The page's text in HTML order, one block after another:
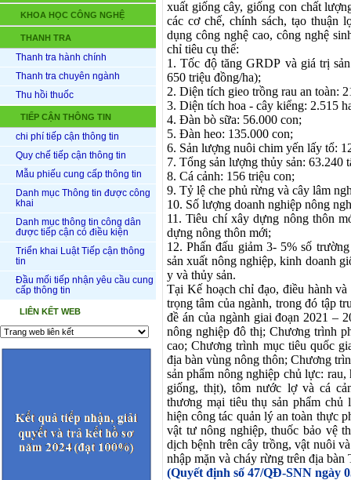
KHOA HỌC CÔNG NGHỆ
THANH TRA
Thanh tra hành chính
Thanh tra chuyên ngành
Thu hồi thuốc
TIẾP CẬN THÔNG TIN
chi phí tiếp cận thông tin
Quy chế tiếp cận thông tin
Mẫu phiếu cung cấp thông tin
Danh mục Thông tin được công
khai
Danh mục thông tin công dân
được tiếp cận có điều kiện
Triển khai Luật Tiếp cận thông
tin
Đầu mối tiếp nhận yêu cầu cung
cấp thông tin
LIÊN KẾT WEB
xuất giống cây, giống con chất
các cơ chế, chính sách, tạo thuận
dụng công nghệ cao, công nghệ
chỉ tiêu cụ thể:
1.Tốc độ tăng GRDP và giá trị
650 triệu đồng/ha);
2. Diện tích gieo trồng rau an toàn:
3. Diện tích hoa - cây kiểng: 2.515
4. Đàn bò sữa: 56.000 con;
5. Đàn heo: 135.000 con;
6. Sản lượng nuôi chim yến lấy tổ:
7. Tổng sản lượng thủy sản: 63.240
8. Cá cảnh: 156 triệu con;
9. Tỷ lệ che phủ rừng và cây lâm
10. Số lượng doanh nghiệp nông
11.Tiêu chí xây dựng nông thôn
dựng nông thôn mới;
12. Phấn đấu giảm 3- 5% số
sản xuất nông nghiệp, kinh doanh
y và thủy sản.
Tại Kế hoạch chỉ đạo, điều hành
trọng tâm của ngành, trong đó tập
đề án của ngành giai đoạn 2021 –
nông nghiệp đô thị; Chương trình
cao; Chương trình mục tiêu quốc
địa bàn vùng nông thôn; Chương
sản phẩm nông nghiệp chủ lực: rau,
giống, thịt), tôm nước lợ và cá
thương mại tiêu thụ sản phẩm
hiện công tác quản lý an toàn thực
vật tư nông nghiệp, thuốc bảo vệ
dịch bệnh trên cây trồng, vật nuôi
nhập mặn và cháy rừng trên địa bàn
(Quyết định số 47/QĐ-SNN ngày